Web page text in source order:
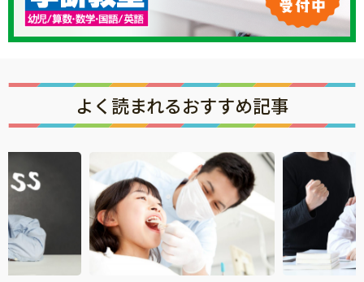
よく読まれるおすすめ記事